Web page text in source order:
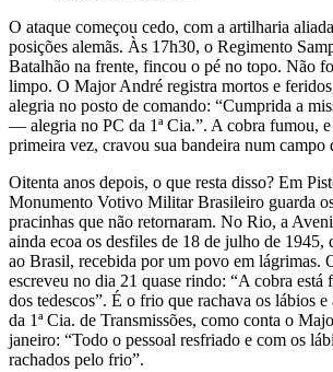
O ataque começou cedo, com a artilharia
posições alemãs. Às 17h30, o Regimento
Batalhão na frente, fincou o pé no topo. Não
limpo. O Major André registra mortos e
alegria no posto de comando: “Cumprida a
— alegria no PC da 1ª Cia.”. A cobra fumou,
primeira vez, cravou sua bandeira num campo
Oitenta anos depois, o que resta disso? Em
Monumento Votivo Militar Brasileiro guarda
pracinhas que não retornaram. No Rio, a
ainda ecoa os desfiles de 18 de julho de
ao Brasil, recebida por um povo em lágrimas.
escreveu no dia 21 quase rindo: “A cobra está
dos tedescos”. É o frio que rachava os lábios e
da 1ª Cia. de Transmissões, como conta o
janeiro: “Todo o pessoal resfriado e com os
rachados pelo frio”.